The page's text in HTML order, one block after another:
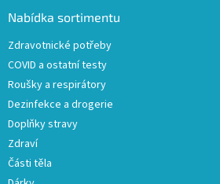
Nabídka sortimentu
Zdravotnické potřeby
COVID a ostatní testy
Roušky a respirátory
Dezinfekce a drogerie
Doplňky stravy
Zdraví
Části těla